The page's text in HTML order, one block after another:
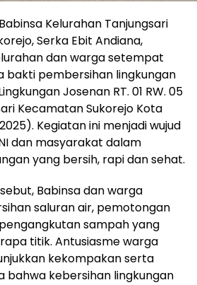
Kelurahan Tanjungsari
Serka Ebit Andiana,
dan warga setempat
bakti pembersihan lingkungan
Josenan RT. 01 RW. 05
Kecamatan Sukorejo Kota
Kegiatan ini menjadi wujud
dan masyarakat dalam
yang bersih, rapi dan sehat.
Babinsa dan warga
saluran air, pemotongan
sampah yang
titik. Antusiasme warga
kekompakan serta
bahwa kebersihan lingkungan